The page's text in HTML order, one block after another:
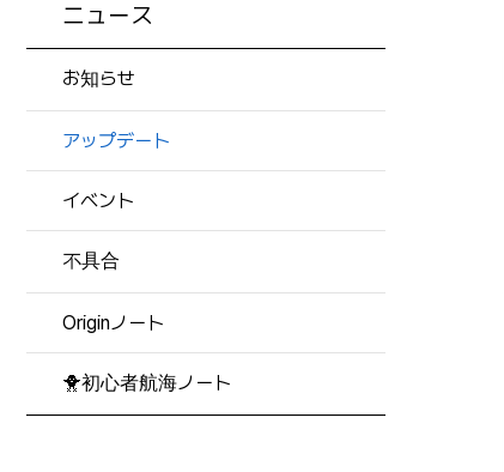
ニュース
お知らせ
アップデート
イベント
不具合
Originノート
🐥初心者航海ノート